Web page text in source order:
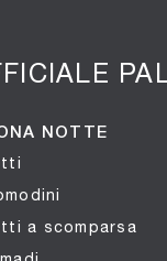
NOTTE
a scomparsa